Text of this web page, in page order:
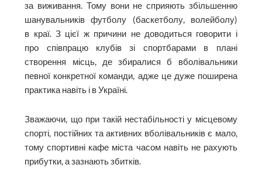
за виживання. Тому вони не сприяють збільшенню
шанувальників футболу (баскетболу, волейболу)
в краї. З цієї ж причини не доводиться говорити і
про співпрацю клубів зі спортбарами в плані
створення місць, де збиралися б вболівальники
певної конкретної команди, адже це дуже поширена
практика навіть і в Україні.
Зважаючи, що при такій нестабільності у місцевому
спорті, постійних та активних вболівальників є мало,
тому спортивні кафе міста часом навіть не рахують
прибутки, а зазнають збитків.